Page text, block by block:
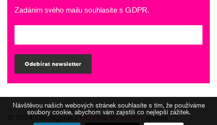
Zadáním svého mailu souhlasíte sGDPR.
Odebírat newsletter
© 2024 Contagious /Ochrana soukromí/ vytvořil
Návštěvou našich webových stránek souhlasíte s tím, že používáme
soubory cookie, abychom vám zajistili co nejlepší zážitek.